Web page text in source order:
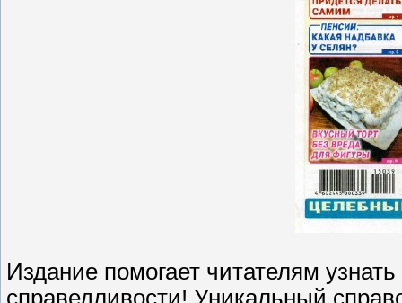
Издание помогает читателям
справедливости! Уникальный